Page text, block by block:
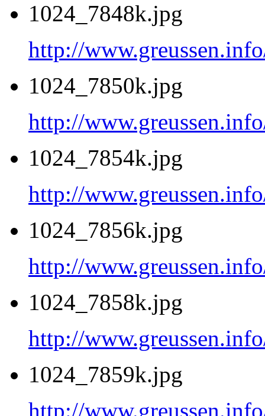
1024_7848k.jpg
http://
1024_7850k.jpg
http://
1024_7854k.jpg
http://
1024_7856k.jpg
http://
1024_7858k.jpg
http://
1024_7859k.jpg
http://